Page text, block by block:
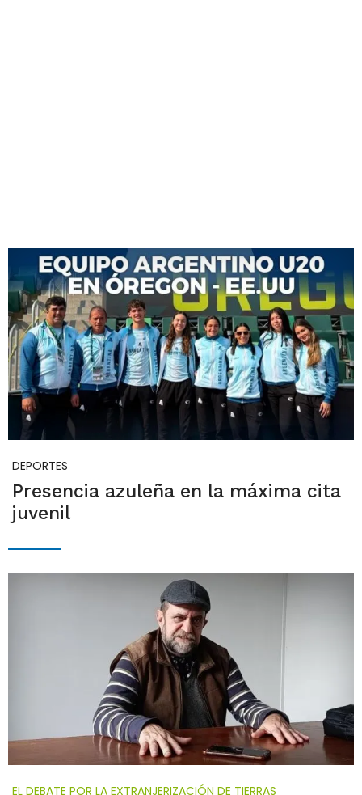
DEPORTES
Presencia azuleña en la máxima cita
juvenil
EL DEBATE POR LA EXTRANJERIZACIÓN DE TIERRAS